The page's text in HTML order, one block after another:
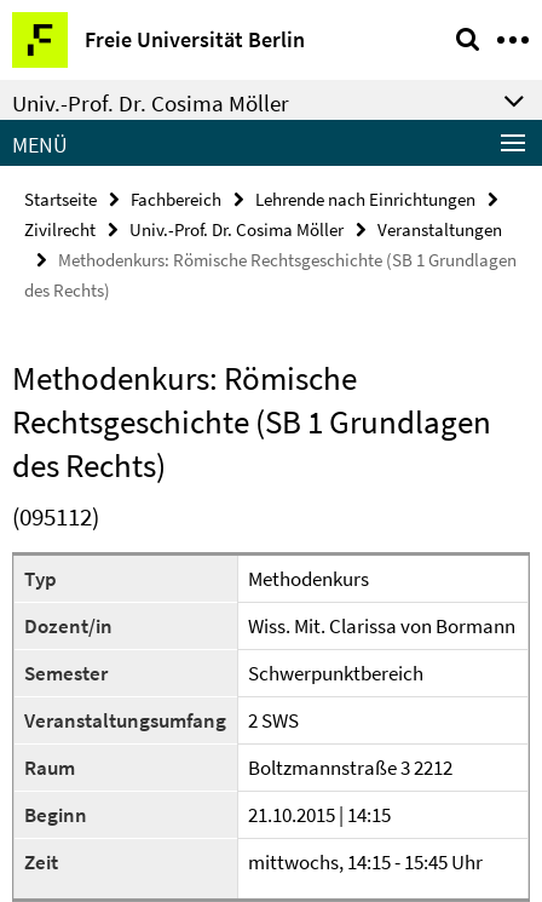
Springe
direkt
zu
Inhalt
Freie Universität Berlin
Service-
Navigation
Univ.-Prof. Dr. Cosima Möller
MENÜ
Startseite Fachbereich
Lehrende nach Einrichtungen
Zivilrecht
Univ.-Prof. Dr. Cosima Möller
Veranstaltungen
Methodenkurs: Römische Rechtsgeschichte (SB 1 Grundlagen
des Rechts)
Methodenkurs: Römische
Rechtsgeschichte (SB 1 Grundlagen
des Rechts)
(095112)
Typ
Methodenkurs
Dozent/in
Wiss. Mit. Clarissa von Bormann
Semester
Schwerpunktbereich
Veranstaltungsumfang
2 SWS
Raum
Boltzmannstraße 3 2212
Beginn
21.10.2015 | 14:15
Zeit
mittwochs, 14:15 - 15:45 Uhr